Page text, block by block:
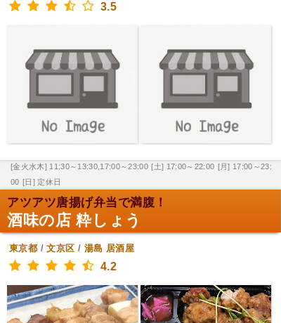
3.5
[金火水木] 11:30～13:30,17:00～23:00 [土] 17:00～22:00 [月] 17:00～23:
00 [日] 定休日
アツアツ唐揚げ弁当で満腹！
酒味の店 粋しょう
東京都 /文京区 / 湯島 居酒屋
4.2